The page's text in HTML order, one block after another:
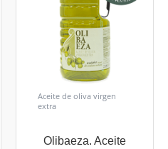
Aceite de oliva virgen
extra
Olibaeza. Aceite